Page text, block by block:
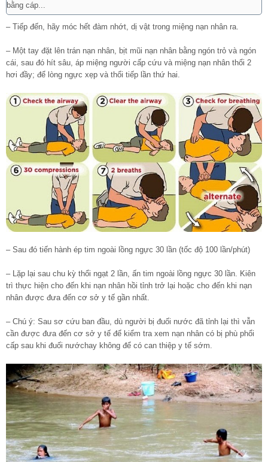
bằng cáp...
– Tiếp đến, hãy móc hết đàm nhớt, dị vật trong miệng nạn nhân ra.
– Một tay đặt lên trán nạn nhân, bịt mũi nạn nhân bằng ngón trỏ và ngón
cái, sau đó hít sâu, áp miệng người cấp cứu và miệng nạn nhân thổi 2
hơi đầy; để lòng ngực xẹp và thổi tiếp lần thứ hai.
– Sau đó tiến hành ép tim ngoài lồng ngực 30 lần (tốc độ 100 lần/phút)
– Lặp lại sau chu kỳ thổi ngạt 2 lần, ấn tim ngoài lồng ngực 30 lần. Kiên
trì thực hiện cho đến khi nạn nhân hồi tỉnh trở lại hoặc cho đến khi nạn
nhân được đưa đến cơ sở y tế gần nhất.
– Chú ý: Sau sơ cứu ban đầu, dù người bị đuối nước đã tỉnh lại thì vẫn
cần được đưa đến cơ sở y tế để kiểm tra xem nạn nhân có bị phù phổi
cấp sau khi đuối nướchay không để có can thiệp y tế sớm.